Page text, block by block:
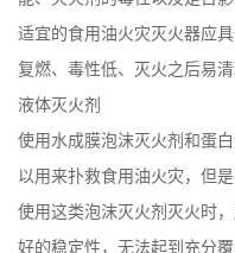
态
产
展
适宜的食用油火灾灭火器应
复燃、毒性低、灭火之后易清
液体灭火剂
使用水成膜泡沫灭火剂和蛋
以用来扑救食用油火灾，但
使用这类泡沫灭火剂灭火时
好的稳定性，无法起到充分